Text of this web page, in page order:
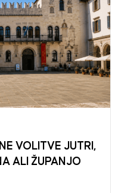
VOLITVE JUTRI,
ALI ŽUPANJO